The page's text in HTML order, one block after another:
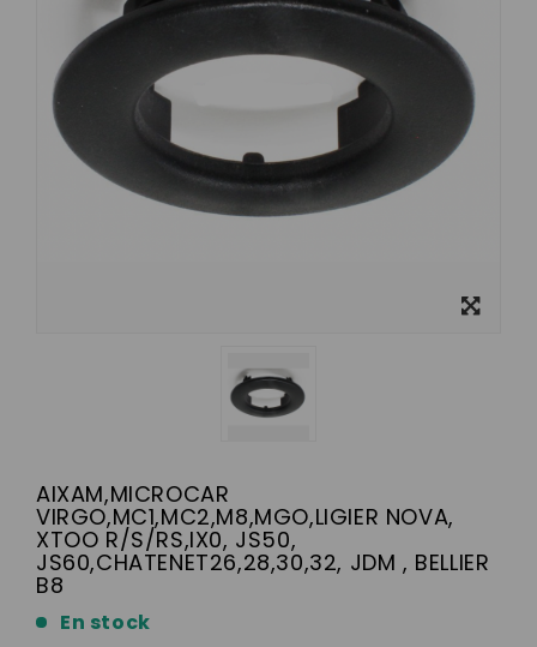
AIXAM,MICROCAR
VIRGO,MC1,MC2,M8,MGO,LIGIER NOVA,
XTOO R/S/RS,IX0, JS50,
JS60,CHATENET26,28,30,32, JDM , BELLIER
B8
En stock